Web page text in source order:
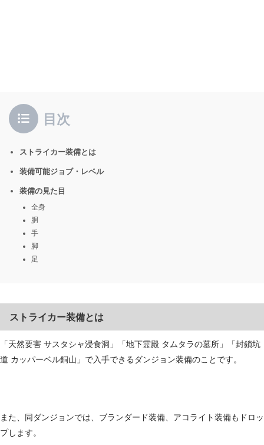
目次
ストライカー装備とは
装備可能ジョブ・レベル
装備の見た目
全身
胴
手
脚
足
ストライカー装備とは
「天然要害 サスタシャ浸食洞」「地下霊殿 タムタラの墓所」「封鎖坑
道 カッパーベル銅山」で入手できるダンジョン装備のことです。
また、同ダンジョンでは、ブランダード装備、アコライト装備もドロッ
プします。